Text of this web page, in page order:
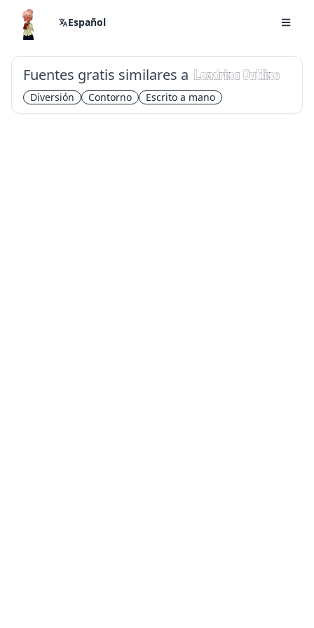
Español
Fuentes gratis similares a Londrina Outline
Diversión Contorno Escrito a mano